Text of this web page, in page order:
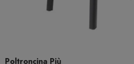
Poltroncina Più